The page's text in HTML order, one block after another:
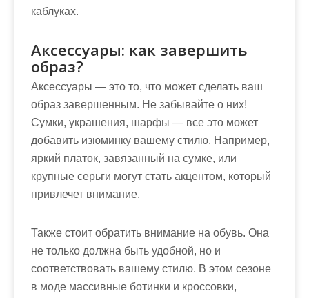
каблуках.
Аксессуары: как завершить
образ?
Аксессуары — это то, что может сделать ваш
образ завершенным. Не забывайте о них!
Сумки, украшения, шарфы — все это может
добавить изюминку вашему стилю. Например,
яркий платок, завязанный на сумке, или
крупные серьги могут стать акцентом, который
привлечет внимание.
Также стоит обратить внимание на обувь. Она
не только должна быть удобной, но и
соответствовать вашему стилю. В этом сезоне
в моде массивные ботинки и кроссовки,